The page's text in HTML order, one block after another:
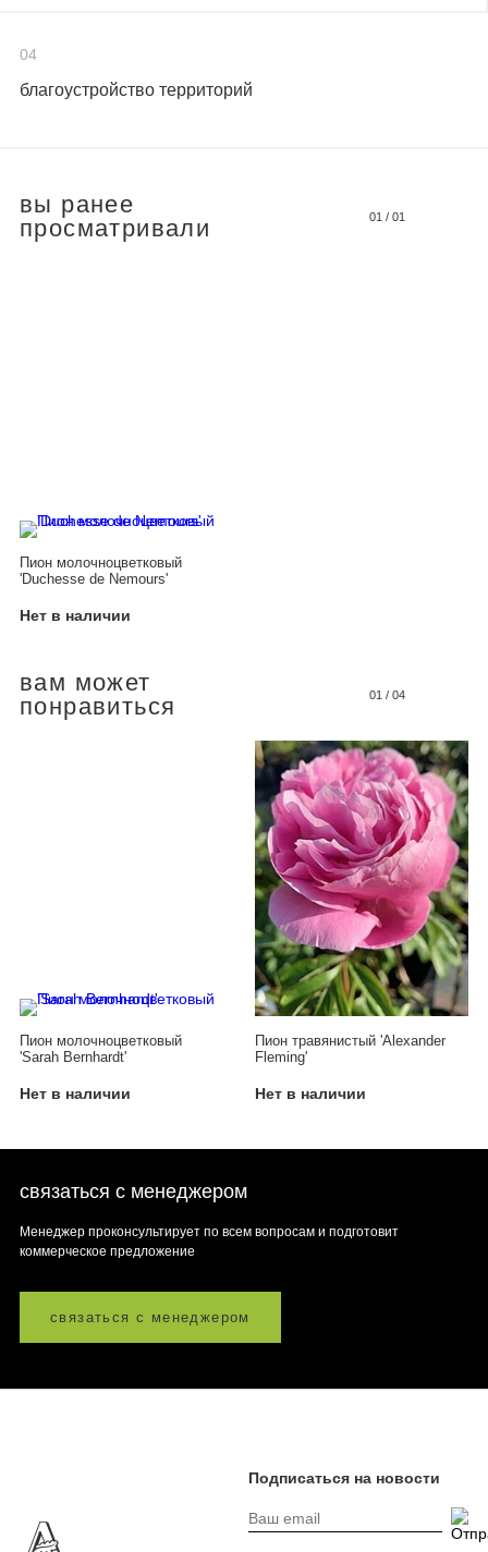
04
благоустройство территорий
вы ранее
просматривали
01 / 01
Пион молочноцветковый
'Duchesse de Nemours'
Нет в наличии
вам может
понравиться
01 / 04
Пион молочноцветковый
'Sarah Bernhardt'
Нет в наличии
Пион травянистый 'Alexander
Fleming'
Нет в наличии
связаться с менеджером
Менеджер проконсультирует по всем вопросам и подготовит
коммерческое предложение
связаться с менеджером
Подписаться на новости